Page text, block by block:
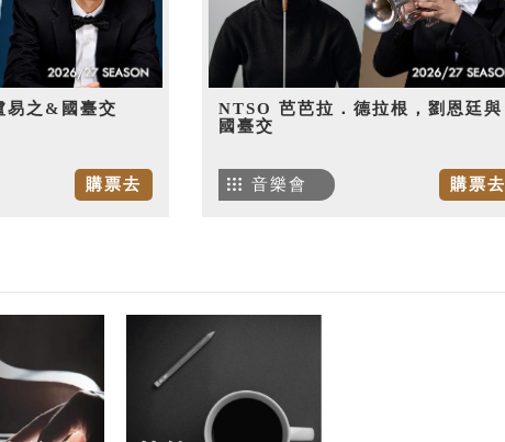
易之&國臺交
購票去
NTSO 芭芭拉．德拉根，劉恩廷與
國臺交
購票去
音樂會